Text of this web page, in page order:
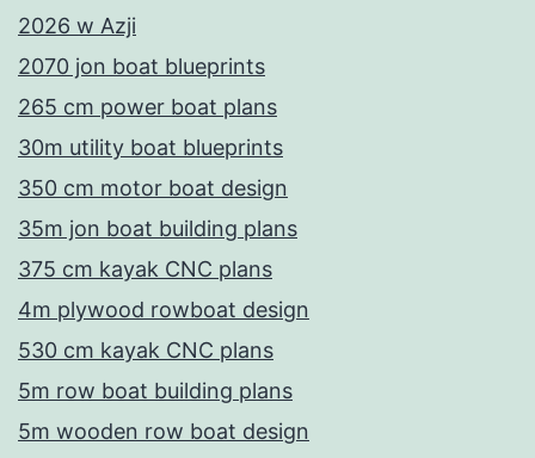
2026 w Azji
2070 jon boat blueprints
265 cm power boat plans
30m utility boat blueprints
350 cm motor boat design
35m jon boat building plans
375 cm kayak CNC plans
4m plywood rowboat design
530 cm kayak CNC plans
5m row boat building plans
5m wooden row boat design